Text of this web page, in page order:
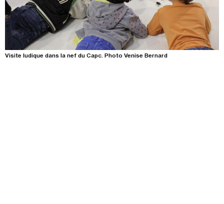
Visite ludique dans la nef du Capc. Photo Venise Bernard